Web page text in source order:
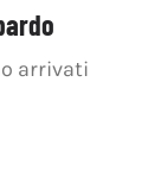
arrivati